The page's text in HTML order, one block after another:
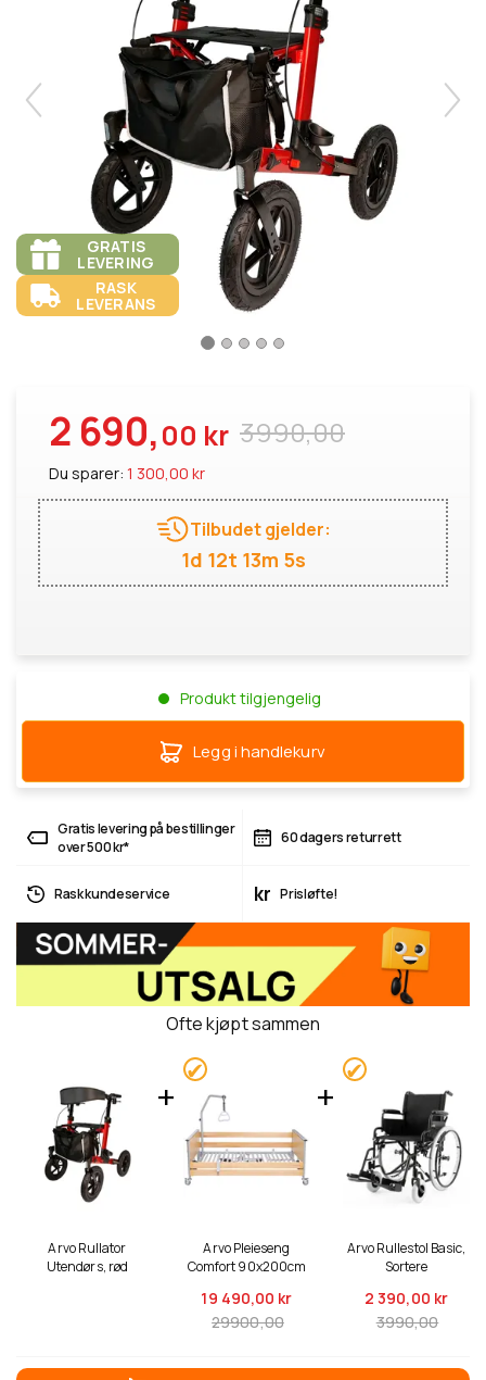
GRATIS
LEVERING
RASK
LEVERANS
3990,00
2 690,00 kr
Du sparer: 1 300,00 kr
Tilbudet gjelder:
1d 12t 13m 4s
Produkt tilgjengelig
Legg i handlekurv
Gratis levering på bestillinger
over 500 kr*
60 dagers returrett
Rask kundeservice kr Prisløfte!
Ofte kjøpt sammen
Arvo Rullator
Utendørs, rød
Arvo Pleieseng
Comfort 90x200cm
19 490,00 kr
29900,00
Arvo Rullestol Basic,
Sortere
2 390,00 kr
3990,00